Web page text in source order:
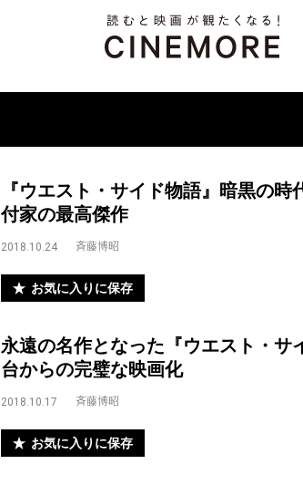
『ウエスト・サイド物語』暗黒の
付家の最高傑作
2018.10.24 斉藤博昭
お気に入りに保存
永遠の名作となった『ウエスト・サ
台からの完璧な映画化
2018.10.17 斉藤博昭
お気に入りに保存